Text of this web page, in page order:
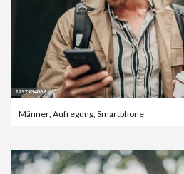
Männer Aufregung Smartphone